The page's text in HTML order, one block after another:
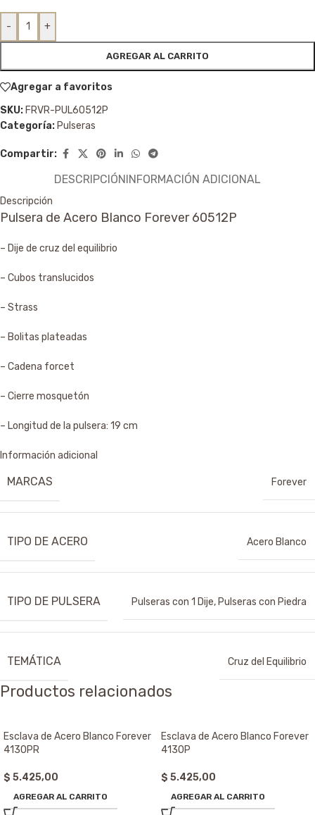
- +
AGREGAR AL CARRITO
Agregar a favoritos
SKU: FRVR-PUL60512P
Categoría: Pulseras
Compartir:
DESCRIPCIÓNINFORMACIÓN ADICIONAL
Descripción
Pulsera de Acero Blanco Forever 60512P
– Dije de cruz del equilibrio
– Cubos translucidos
– Strass
– Bolitas plateadas
– Cadena forcet
– Cierre mosquetón
– Longitud de la pulsera: 19 cm
Información adicional
MARCAS Forever
TIPO DE ACERO Acero Blanco
TIPO DE PULSERA Pulseras con 1 Dije, Pulseras con Piedra
TEMÁTICA Cruz del Equilibrio
Productos relacionados
Esclava de Acero Blanco Forever
4130PR
$ 5.425,00
AGREGAR AL CARRITO
Esclava de Acero Blanco Forever
4130P
$ 5.425,00
AGREGAR AL CARRITO